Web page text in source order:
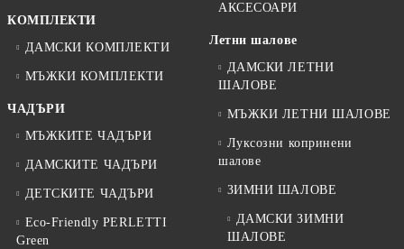
КОМПЛЕКТИ
ДАМСКИ КОМПЛЕКТИ
МЪЖКИ КОМПЛЕКТИ
ЧАДЪРИ
МЪЖКИТЕ ЧАДЪРИ
ДАМСКИТЕ ЧАДЪРИ
ДЕТСКИТЕ ЧАДЪРИ
Eco-Friendly PERLETTI
Green
АКСЕСОАРИ
Летни шалове
ДАМСКИ ЛЕТНИ
ШАЛОВЕ
МЪЖКИ ЛЕТНИ ШАЛОВЕ
Луксозни копринени
шалове
ЗИМНИ ШАЛОВЕ
ДАМСКИ ЗИМНИ
ШАЛОВЕ